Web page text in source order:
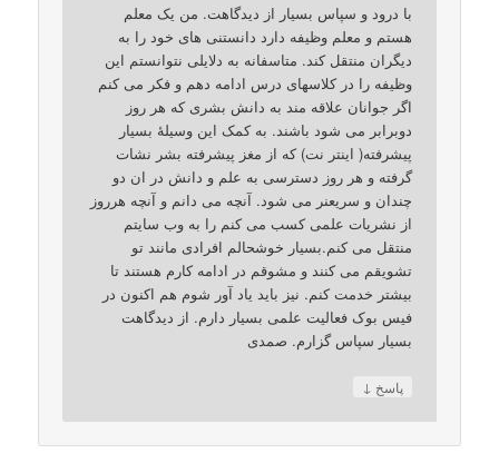
با درود و سپاس بسیار از دیدگاهت. من یک معلم
هستم و معلم وظیفه دارد دانستنی های خود را به
دیگران منتقل کند. متاسفانه به دلایلی نتوانستم این
وظیفه را در کلاسهای درس ادامه دهم و فکر می کنم
اگر جوانان علاقه مند به دانش بشری که هر روز
دوبرابر می شود باشند. به کمک این وسیلۀ بسیار
پیشرفته( اینتر نت) که از مغز پیشرفته بشر نشات
گرفته و هر روز دسترسی به علم و دانش در ان دو
چندان و سریعنر می شود. آنچه می دانم و آنچه هرروز
از نشریات علمی کسب می کنم را به وب سایتم
منتقل می کنم.بسیار خوشحالم افرادی مانند تو
تشویقم می کنند و مشوقم در ادامه کارم هستند تا
بیشتر خدمت کنم. نیز باید یاد آور شوم هم اکنون در
فیس بوک فعالیت علمی بسیار دارم. از دیدگاهت
بسیار سپاس گزارم. صمدی
پاسخ ↓